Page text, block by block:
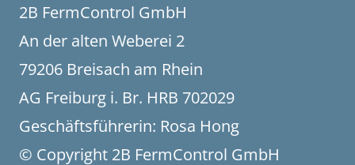
2B FermControl GmbH
An der alten Weberei 2
79206 Breisach am Rhein
AG Freiburg i. Br. HRB 702029
Geschäftsführerin: Rosa Hong
© Copyright 2B FermControl GmbH